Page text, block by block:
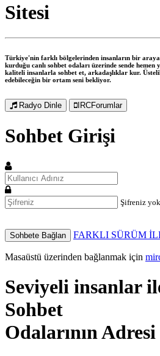
Sitesi
Türkiye'nin farklı bölgelerinden insanların bir
kurduğu canlı sohbet odaları üzerinde sende
kaliteli insanlarla sohbet et, arkadaşlıklar kur.
edebileceğin bir ortam seni bekliyor.
Radyo Dinle IRCForumlar
Sohbet Girişi
Şifreniz
Sohbete Bağlan FARKLI SÜRÜM
Masaüstü üzerinden bağlanmak için
Seviyeli insanlar
Sohbet
Odalarının Adresi